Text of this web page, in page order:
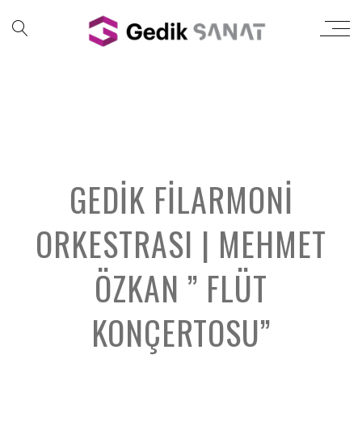
GEDIK FILARMONI
ORKESTRASI | MEHMET
ÖZKAN ” FLÜT
KONÇERTOSU”